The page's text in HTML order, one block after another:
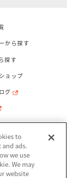
から探す
探す
ョップ
グ
護方針
to
ads.
we use
We may
website